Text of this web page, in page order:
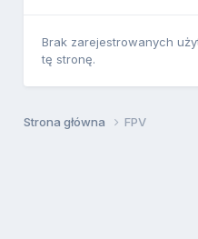
Brak zarejestrowanych
tę stronę.
Strona główna FPV